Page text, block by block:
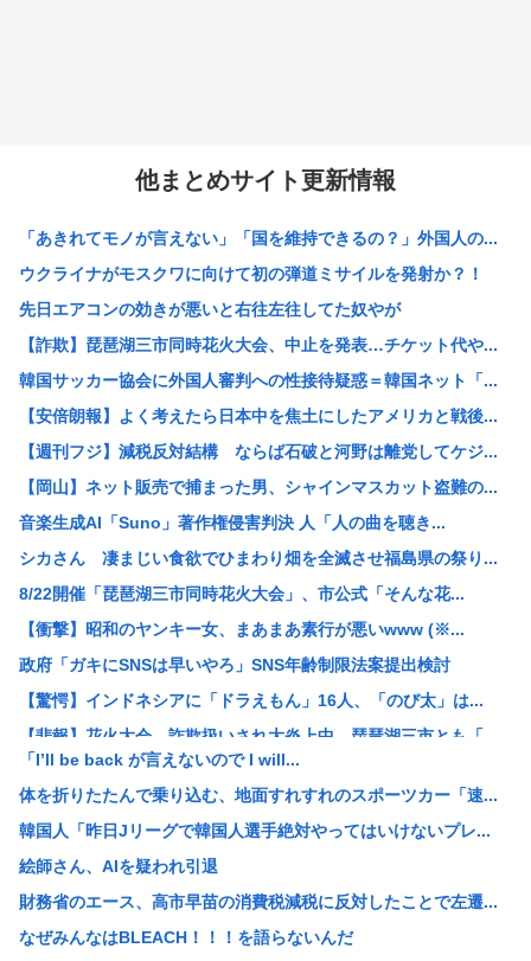
他まとめサイト更新情報
「あきれてモノが言えない」「国を維持できるの？」外国人の...
ウクライナがモスクワに向けて初の弾道ミサイルを発射か？！
先日エアコンの効きが悪いと右往左往してた奴やが
【詐欺】琵琶湖三市同時花火大会、中止を発表…チケット代や...
韓国サッカー協会に外国人審判への性接待疑惑＝韓国ネット「...
【安倍朗報】よく考えたら日本中を焦土にしたアメリカと戦後...
【週刊フジ】減税反対結構 ならば石破と河野は離党してケジ...
【岡山】ネット販売で捕まった男、シャインマスカット盗難の...
音楽生成AI「Suno」著作権侵害判決 人「人の曲を聴き...
シカさん 凄まじい食欲でひまわり畑を全滅させ福島県の祭り...
8/22開催「琵琶湖三市同時花火大会」、市公式「そんな花...
【衝撃】昭和のヤンキー女、まあまあ素行が悪いwww (※...
政府「ガキにSNSは早いやろ」SNS年齢制限法案提出検討
【驚愕】インドネシアに「ドラえもん」16人、「のび太」は...
【悲報】花火大会、詐欺扱いされ大炎上中。琵琶湖三市とも「...
「そうめんともう一品」何にする？ | そうめんの味...
人気タレント土田晃之（51）今年になって見かけなくなる
【悲報】イオン、完全にヤケクソになるwww
省内で「片山氏交代の噂」 後任に小野寺税調会長の名前
中国「大豪雨！」三峡ダム「基礎部分破損」中国「全力放流！...
【悲報】 中国、橋の欄干が強風一発で粉々に 鉄筋ゼロ 当...
「I’ll be back が言えないので I will...
体を折りたたんで乗り込む、地面すれすれのスポーツカー「速...
韓国人「昨日Jリーグで韓国人選手絶対やってはいけないプレ...
絵師さん、AIを疑われ引退
財務省のエース、高市早苗の消費税減税に反対したことで左遷...
なぜみんなはBLEACH！！！を語らないんだ